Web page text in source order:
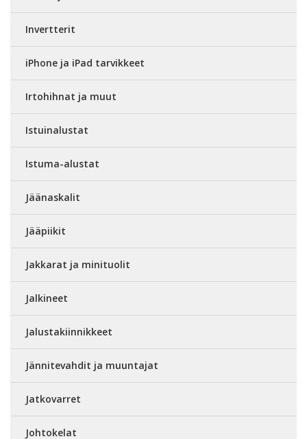
Invertterit
iPhone ja iPad tarvikkeet
Irtohihnat ja muut
Istuinalustat
Istuma-alustat
Jäänaskalit
Jääpiikit
Jakkarat ja minituolit
Jalkineet
Jalustakiinnikkeet
Jännitevahdit ja muuntajat
Jatkovarret
Johtokelat